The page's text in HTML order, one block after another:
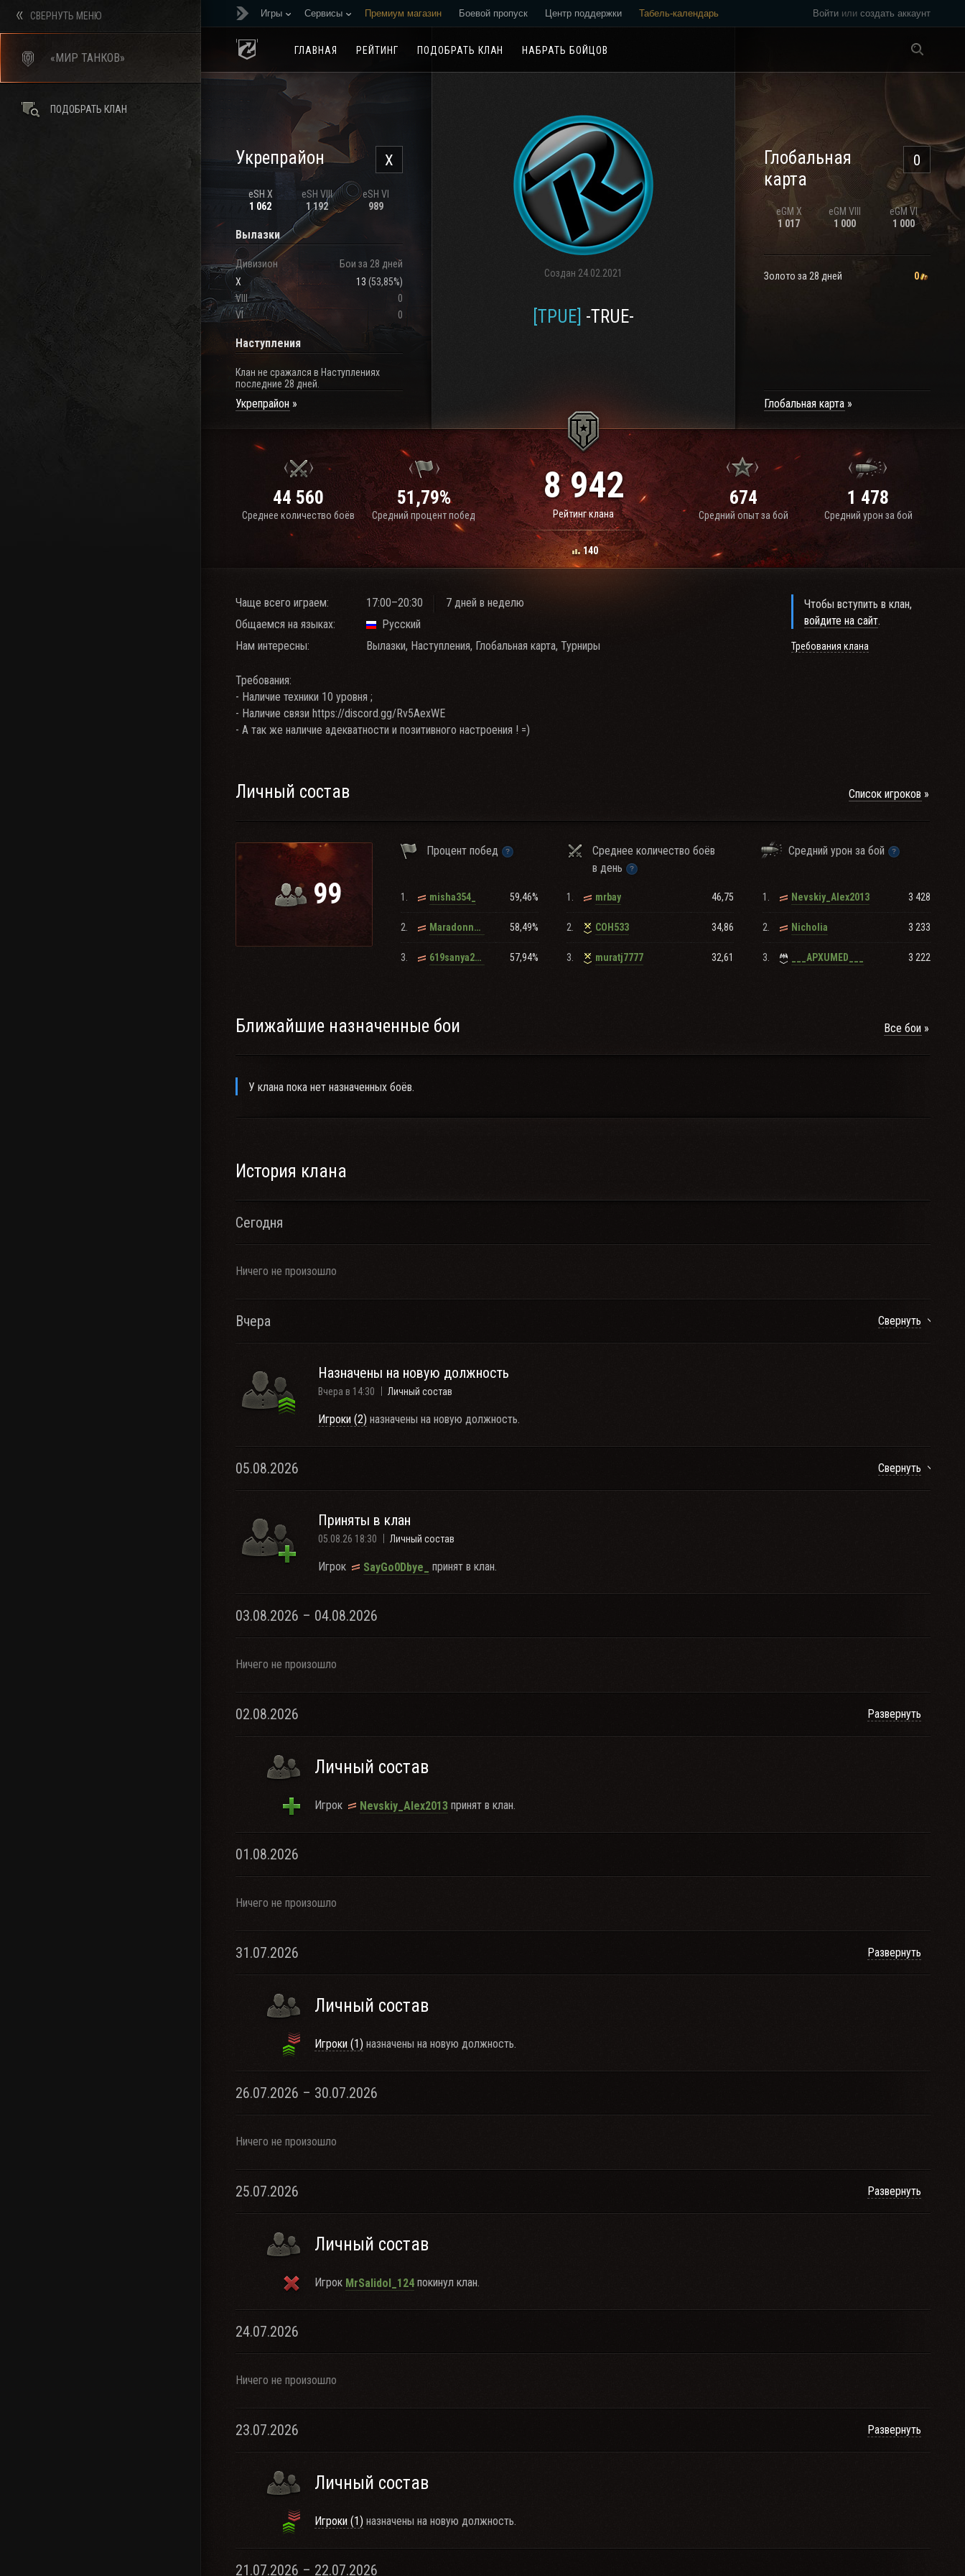
Войти или создать аккаунт
Игры Сервисы Премиум магазин Боевой пропуск Центр поддержки Табель-календарь
ГЛАВНАЯ РЕЙТИНГ ПОДОБРАТЬ КЛАН НАБРАТЬ БОЙЦОВ
X
Укрепрайон
eSH X
1 062
eSH VIII
1 192
eSH VI
989
Вылазки
Дивизион
Бои за 28 дней
X
13 (53,85%)
VIII
0
VI
0
Наступления
Клан не сражался в Наступлениях
последние 28 дней.
Укрепрайон
Создан 24.02.2021
[TPUE] -TRUE-
0
Глобальная
карта
eGM X
1 017
eGM VIII
1 000
eGM VI
1 000
Золото за 28 дней 0
Глобальная карта
44 560
Среднее количество боёв
51,79%
Средний процент побед
8 942
Рейтинг клана
140
674
Средний опыт за бой
1 478
Средний урон за бой
Чаще всего играем: 17:00–20:30
7 дней в неделю
Общаемся на языках:
Русский
Нам интересны:
Вылазки, Наступления, Глобальная карта, Турниры
Требования:
- Наличие техники 10 уровня ;
- Наличие связи https://discord.gg/Rv5AexWE
- А так же наличие адекватности и позитивного настроения ! =)
Чтобы вступить в клан,
войдите на сайт.
Требования клана
Личный состав Список игроков
99
Процент побед
Среднее количество боёв
в день
Средний урон за бой
1. misha354_ 59,46%
2. Maradonner_1 58,49%
3. 619sanya2014 57,94%
1. mrbay 46,75
2. COH533 34,86
3. muratj7777 32,61
1. Nevskiy_Alex2013 3 428
2. Nicholia 3 233
3. ___APXUMED___ 3 222
Ближайшие назначенные бои Все бои
У клана пока нет назначенных боёв.
История клана
Сегодня
Ничего не произошло
Вчера Свернуть
Назначены на новую должность
Вчера в 14:30 Личный состав
Игроки (2) назначены на новую должность.
05.08.2026 Свернуть
Приняты в клан
05.08.26 18:30 Личный состав
Игрок SayGo0Dbye_ принят в клан.
03.08.2026 – 04.08.2026
Ничего не произошло
02.08.2026 Развернуть
Личный состав
Игрок Nevskiy_Alex2013 принят в клан.
01.08.2026
Ничего не произошло
31.07.2026 Развернуть
Личный состав
Игроки (1) назначены на новую должность.
26.07.2026 – 30.07.2026
Ничего не произошло
25.07.2026 Развернуть
Личный состав
Игрок MrSalidol_124 покинул клан.
24.07.2026
Ничего не произошло
23.07.2026 Развернуть
Личный состав
Игроки (1) назначены на новую должность.
21.07.2026 – 22.07.2026
СВЕРНУТЬ МЕНЮ
«МИР ТАНКОВ»
ПОДОБРАТЬ КЛАН